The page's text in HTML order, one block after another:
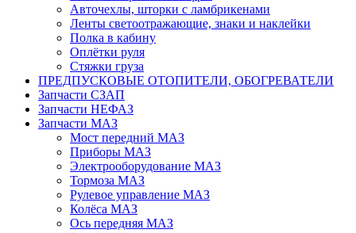
Авточехлы, шторки с ламбрикенами
Ленты светоотражающие, знаки и наклейки
Полка в кабину
Оплётки руля
Cтяжки груза
ПРЕДПУСКОВЫЕ ОТОПИТЕЛИ, ОБОГРЕВАТЕЛИ
Запчасти СЗАП
Запчасти НЕФАЗ
Запчасти МАЗ
Мост передний МАЗ
Приборы МАЗ
Электрооборудование МАЗ
Тормоза МАЗ
Рулевое управление МАЗ
Колёса МАЗ
Ось передняя МАЗ